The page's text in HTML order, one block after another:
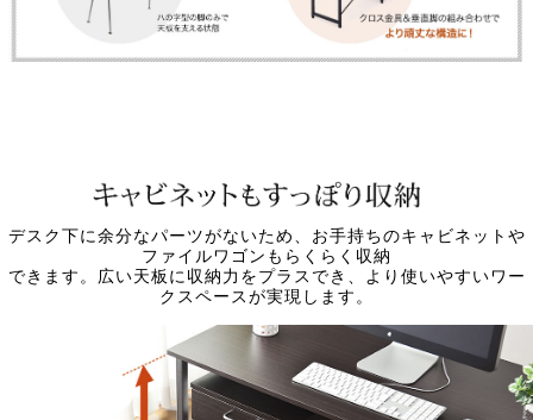
デスク下に余分なパーツがないため、お手持ちのキャビネットや
ファイルワゴンもらくらく収納
できます。広い天板に収納力をプラスでき、より使いやすいワー
クスペースが実現します。